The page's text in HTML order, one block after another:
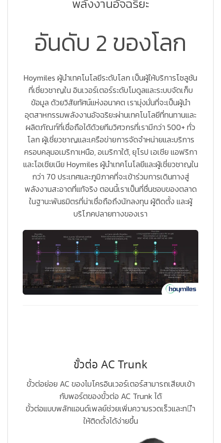
พลังงานอัจฉริยะ
อันดับ 2 ของโลก
Hoymiles ผู้นำเทคโนโลยีระดับโลก เป็นผู้ให้บริการโซลูชัน
ที่เชี่ยวชาญใน อินเวอร์เตอร์ระดับโมดูลและระบบจัดเก็บ
ข้อมูล ด้วยวิสัยทัศน์แห่งอนาคต เรามุ่งมั่นที่จะเป็นผู้นำ
อุตสาหกรรมพลังงานอัจฉริยะผ่านเทคโนโลยีที่ทนทานและ
ผลิตภัณฑ์ที่เชื่อถือได้ด้วยทีมวิศวกรที่เรามีกว่า 500+ ทั่ว
โลก ผู้เชี่ยวชาญและเครือข่ายการจัดจำหน่ายและบริการ
ครอบคลุมอเมริกาเหนือ, อเมริกาใต้, ยุโรป เอเชีย แอฟริกา
และโอเชียเนีย Hoymiles ผู้นำเทคโนโลยีและผู้เชี่ยวชาญใน
กว่า 70 ประเทศและภูมิภาคที่จะเข้าร่วมการเดินทางสู่
พลังงานสะอาดที่แท้จริง ตอนนี้เราเป็นที่ชื่นชอบของตลาด
ในฐานะพันธมิตรที่น่าเชื่อถือถึงนักลงทุน ผู้ติดตั้ง และผู้
บริโภคปลายทางของเรา
ขั้วต่อ AC Trunk
ขั้วต่อย่อย AC ของไมโครอินเวอร์เตอร์สามารถเสียบเข้า
กับพอร์ตของขั้วต่อ AC Trunk ได้
ขั้วต่อแบบพลักแอนด์เพลย์ช่วยเพิ่มความรวดเร็วและท􀋸ำ
ให้ติดตั้งได้ง่ายขึ้น